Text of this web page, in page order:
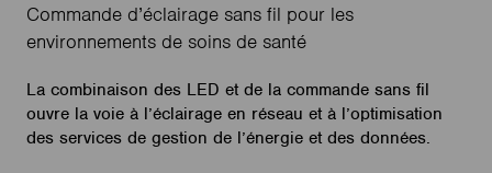
Commande d’éclairage sans fil pour les
environnements de soins de santé
La combinaison des LED et de la commande sans fil
ouvre la voie à l’éclairage en réseau et à l’optimisation
des services de gestion de l’énergie et des données.